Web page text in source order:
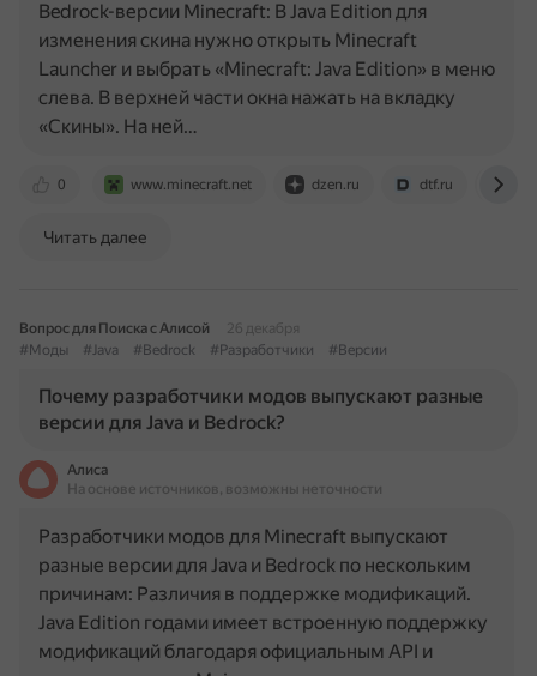
0 www.minecraft.net dzen.ru dtf.ru
Bedrock-версии Minecraft: В Java Edition для
изменения скина нужно открыть Minecraft
Launcher и выбрать «Minecraft: Java Edition» в меню
слева. В верхней части окна нажать на вкладку
«Скины». На ней…
Читать далее
Вопрос для Поиска с Алисой
26 декабря
#Моды
#Java #Bedrock #Разработчики #Версии
Почему разработчики модов выпускают разные
версии для Java и Bedrock?
Алиса
На основе источников, возможны неточности
Разработчики модов для Minecraft выпускают
разные версии для Java и Bedrock по нескольким
причинам: Различия в поддержке модификаций.
Java Edition годами имеет встроенную поддержку
модификаций благодаря официальным API и